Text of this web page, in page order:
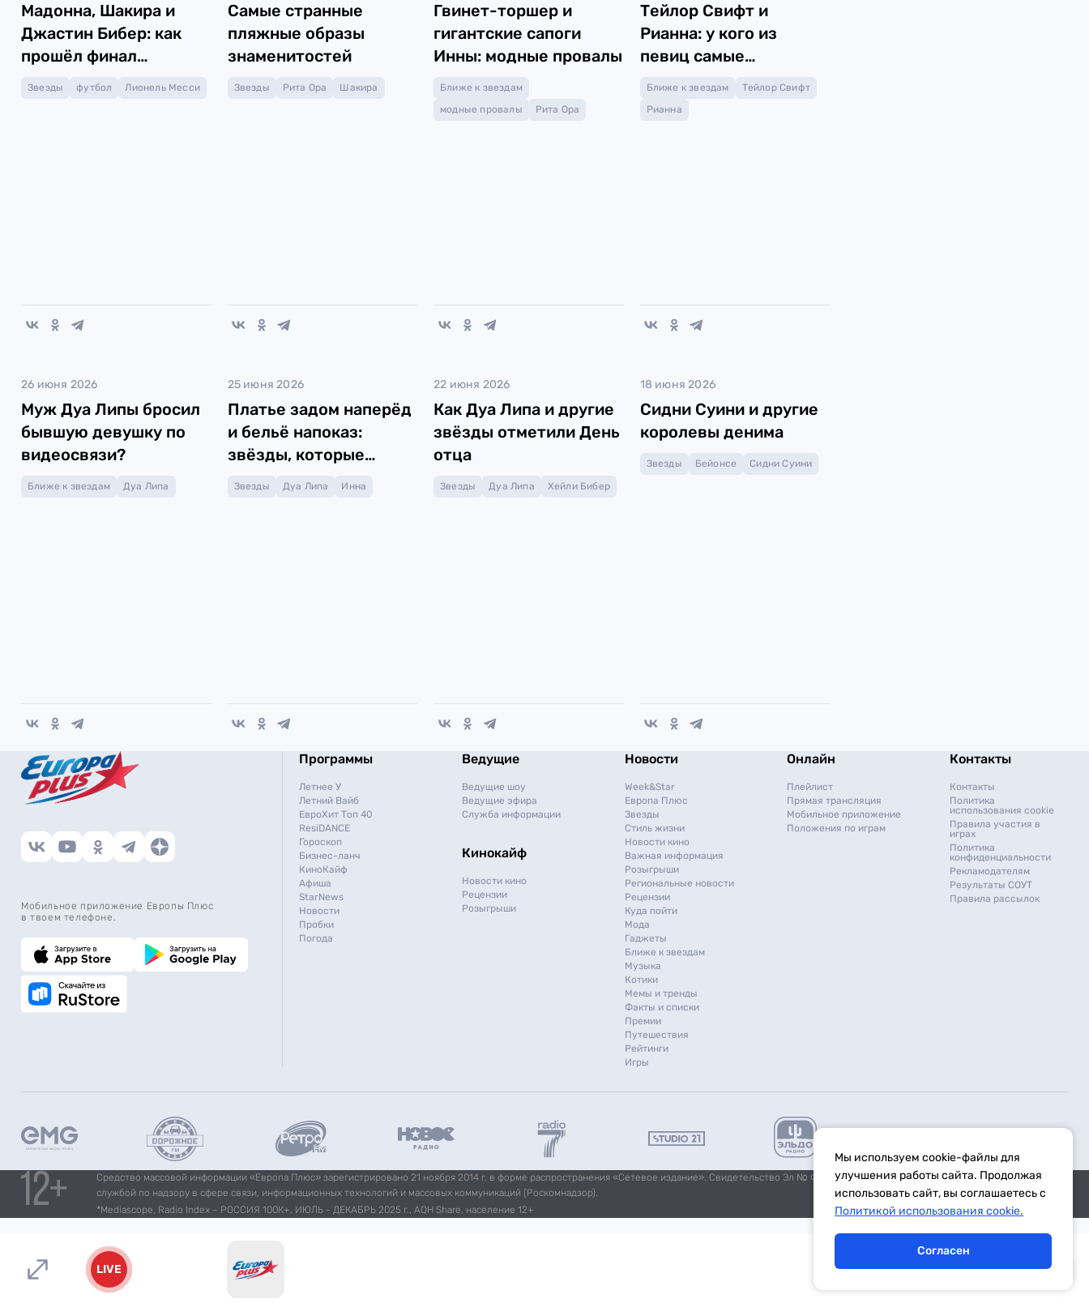
Мадонна, Шакира и
Джастин Бибер: как
прошёл финал
ЧМ-2026
Звезды футбол Лионель Месси
Самые странные
пляжные образы
знаменитостей
Звезды Рита Ора Шакира
Гвинет-торшер и
гигантские сапоги
Инны: модные провалы
Ближе к звездам
модные провалы
Рита Ора
Тейлор Свифт и
Рианна: у кого из
певиц самые
популярные песни
Ближе к звездам
Тейлор Свифт
Рианна
26 июня 2026
Муж Дуа Липы бросил
бывшую девушку по
видеосвязи?
Ближе к звездам Дуа Липа
25 июня 2026
Платье задом наперёд
и бельё напоказ:
звёзды, которые
перепутали одежду
Звезды Дуа Липа Инна
22 июня 2026
Как Дуа Липа и другие
звёзды отметили День
отца
Звезды Дуа Липа Хейли Бибер
18 июня 2026
Сидни Суини и другие
королевы денима
Звезды Бейонсе Сидни Суини
Мобильное приложение Европы Плюс
в твоем телефоне.
Программы
Летнее У
Летний Вайб
ЕвроХит Топ 40
ResiDANCE
Гороскоп
Бизнес-ланч
КиноКайф
Афиша
StarNews
Новости
Пробки
Погода
Ведущие
Ведущие шоу
Ведущие эфира
Служба информации
Кинокайф
Новости кино
Рецензии
Розыгрыши
Новости
Week&Star
Европа Плюс
Звезды
Стиль жизни
Новости кино
Важная информация
Розыгрыши
Региональные новости
Рецензии
Куда пойти
Мода
Гаджеты
Ближе к звездам
Музыка
Котики
Мемы и тренды
Факты и списки
Премии
Путешествия
Рейтинги
Игры
Онлайн
Плейлист
Прямая трансляция
Мобильное приложение
Положения по играм
Контакты
Контакты
Политика
использования cookie
Правила участия в
играх
Политика
конфиденциальности
Рекламодателям
Результаты СОУТ
Правила рассылок
Средство массовой информации «Европа Плюс» зарегистрировано 21 ноября 2014 г. в форме распространения «Сетевое издание». Свидетельство Эл № ФС77-59972 от 21.11.2014 выдано Федеральной
службой по надзору в сфере связи, информационных технологий и массовых коммуникаций (Роскомнадзор).
*Mediascope, Radio Index – РОССИЯ 100К+, ИЮЛЬ - ДЕКАБРЬ 2025 г., AQH Share, население 12+
LIVE
Мы используем cookie-файлы для
улучшения работы сайта. Продолжая
использовать сайт, вы соглашаетесь с
Политикой использования cookie.
Согласен